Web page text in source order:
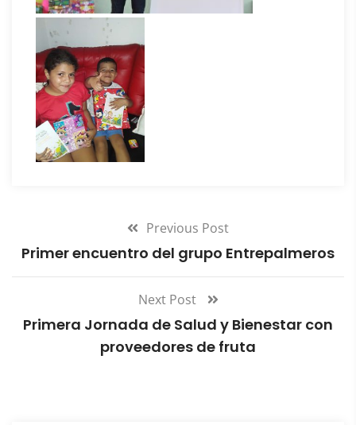
Previous Post
Primer encuentro del grupo Entrepalmeros
Next Post
Primera Jornada de Salud y Bienestar con
proveedores de fruta